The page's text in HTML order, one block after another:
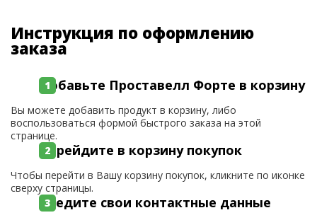
Инструкция по оформлению
заказа
Добавьте Проставелл Форте в корзину
Вы можете добавить продукт в корзину, либо
воспользоваться формой быстрого заказа на этой
странице.
Перейдите в корзину покупок
Чтобы перейти в Вашу корзину покупок, кликните по иконке
сверху страницы.
Введите свои контактные данные